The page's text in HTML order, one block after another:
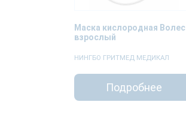
Маска кислородная Волес
взрослый
НИНГБО ГРИТМЕД МЕДИКАЛ
Подробнее